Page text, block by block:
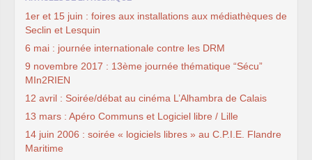
1er et 15 juin : foires aux installations aux médiathèques de
Seclin et Lesquin
6 mai : journée internationale contre les DRM
9 novembre 2017 : 13ème journée thématique “Sécu”
MIn2RIEN
12 avril : Soirée/débat au cinéma L’Alhambra de Calais
13 mars : Apéro Communs et Logiciel libre / Lille
14 juin 2006 : soirée « logiciels libres » au C.P.I.E. Flandre
Maritime